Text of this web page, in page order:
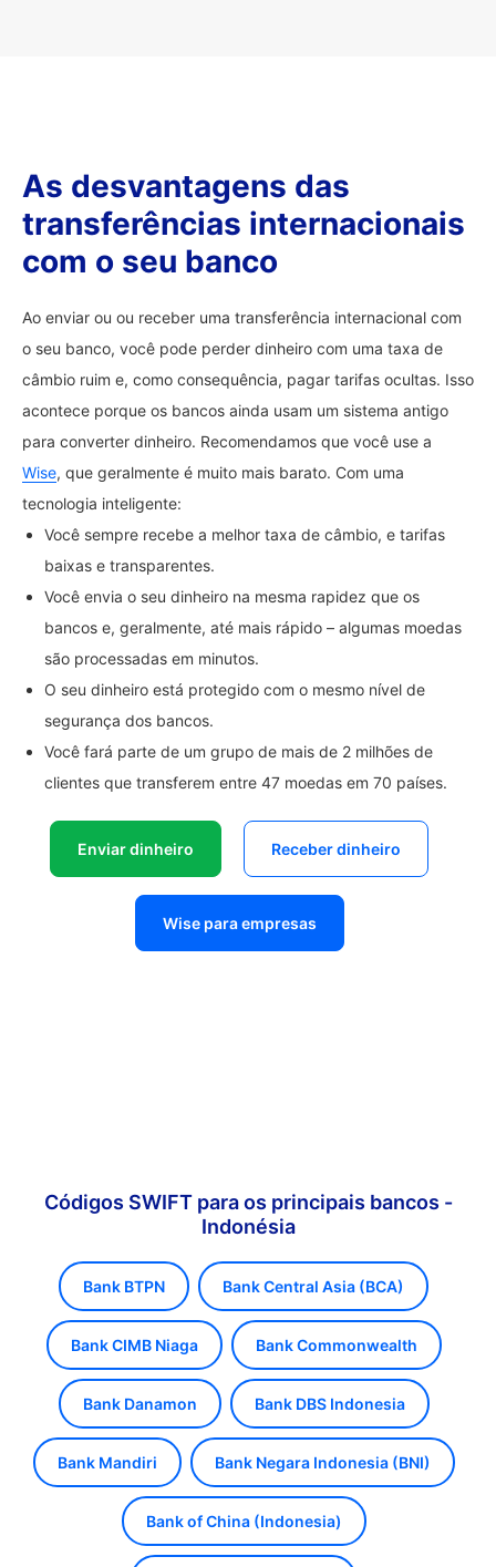
As desvantagens das
transferências internacionais
com o seu banco
Ao enviar ou ou receber uma transferência internacional com
o seu banco, você pode perder dinheiro com uma taxa de
câmbio ruim e, como consequência, pagar tarifas ocultas. Isso
acontece porque os bancos ainda usam um sistema antigo
para converter dinheiro. Recomendamos que você use a
Wise, que geralmente é muito mais barato. Com uma
tecnologia inteligente:
Você sempre recebe a melhor taxa de câmbio, e tarifas
baixas e transparentes.
Você envia o seu dinheiro na mesma rapidez que os
bancos e, geralmente, até mais rápido – algumas moedas
são processadas em minutos.
O seu dinheiro está protegido com o mesmo nível de
segurança dos bancos.
Você fará parte de um grupo de mais de 2 milhões de
clientes que transferem entre 47 moedas em 70 países.
Enviar dinheiro Receber dinheiro
Wise para empresas
Códigos SWIFT para os principais bancos -
Indonésia
Bank BTPN Bank Central Asia (BCA)
Bank CIMB Niaga Bank Commonwealth
Bank Danamon Bank DBS Indonesia
Bank Mandiri Bank Negara Indonesia (BNI)
Bank of China (Indonesia)